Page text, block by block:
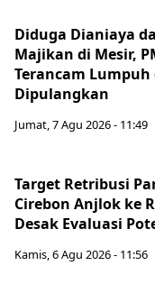
Diduga Dianiaya
Majikan di Mesir,
Terancam
Dipulangkan
Jumat, 7 Agu 2026 - 11:49
Target Retribusi
Cirebon Anjlok ke
Desak Evaluasi
Kamis, 6 Agu 2026 - 11:56